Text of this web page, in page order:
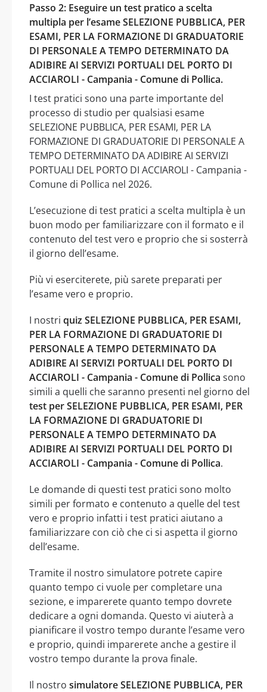
Passo 2: Eseguire un test pratico a scelta
multipla per l’esame SELEZIONE PUBBLICA, PER
ESAMI, PER LA FORMAZIONE DI GRADUATORIE
DI PERSONALE A TEMPO DETERMINATO DA
ADIBIRE AI SERVIZI PORTUALI DEL PORTO DI
ACCIAROLI - Campania - Comune di Pollica.
I test pratici sono una parte importante del
processo di studio per qualsiasi esame
SELEZIONE PUBBLICA, PER ESAMI, PER LA
FORMAZIONE DI GRADUATORIE DI PERSONALE A
TEMPO DETERMINATO DA ADIBIRE AI SERVIZI
PORTUALI DEL PORTO DI ACCIAROLI - Campania -
Comune di Pollica nel 2026.
L’esecuzione di test pratici a scelta multipla è un
buon modo per familiarizzare con il formato e il
contenuto del test vero e proprio che si sosterrà
il giorno dell’esame.
Più vi eserciterete, più sarete preparati per
l’esame vero e proprio.
I nostri quiz SELEZIONE PUBBLICA, PER ESAMI,
PER LA FORMAZIONE DI GRADUATORIE DI
PERSONALE A TEMPO DETERMINATO DA
ADIBIRE AI SERVIZI PORTUALI DEL PORTO DI
ACCIAROLI - Campania - Comune di Pollica sono
simili a quelli che saranno presenti nel giorno del
test per SELEZIONE PUBBLICA, PER ESAMI, PER
LA FORMAZIONE DI GRADUATORIE DI
PERSONALE A TEMPO DETERMINATO DA
ADIBIRE AI SERVIZI PORTUALI DEL PORTO DI
ACCIAROLI - Campania - Comune di Pollica.
Le domande di questi test pratici sono molto
simili per formato e contenuto a quelle del test
vero e proprio infatti i test pratici aiutano a
familiarizzare con ciò che ci si aspetta il giorno
dell’esame.
Tramite il nostro simulatore potrete capire
quanto tempo ci vuole per completare una
sezione, e imparerete quanto tempo dovrete
dedicare a ogni domanda. Questo vi aiuterà a
pianificare il vostro tempo durante l’esame vero
e proprio, quindi imparerete anche a gestire il
vostro tempo durante la prova finale.
Il nostro simulatore SELEZIONE PUBBLICA, PER